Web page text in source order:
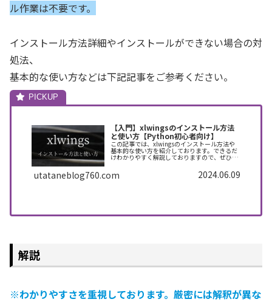
ル作業は不要です。
インストール方法詳細やインストールができない場合の対
処法、
基本的な使い方などは下記記事をご参考ください。
【入門】xlwingsのインストール方法
と使い方【Python初心者向け】
この記事では、xlwingsのインストール方法や
基本的な使い方を紹介しております。できるだ
けわかりやすく解説しておりますので、ぜひ最
utataneblog760.com 2024.06.09
解説
※わかりやすさを重視しております。厳密には解釈が異な